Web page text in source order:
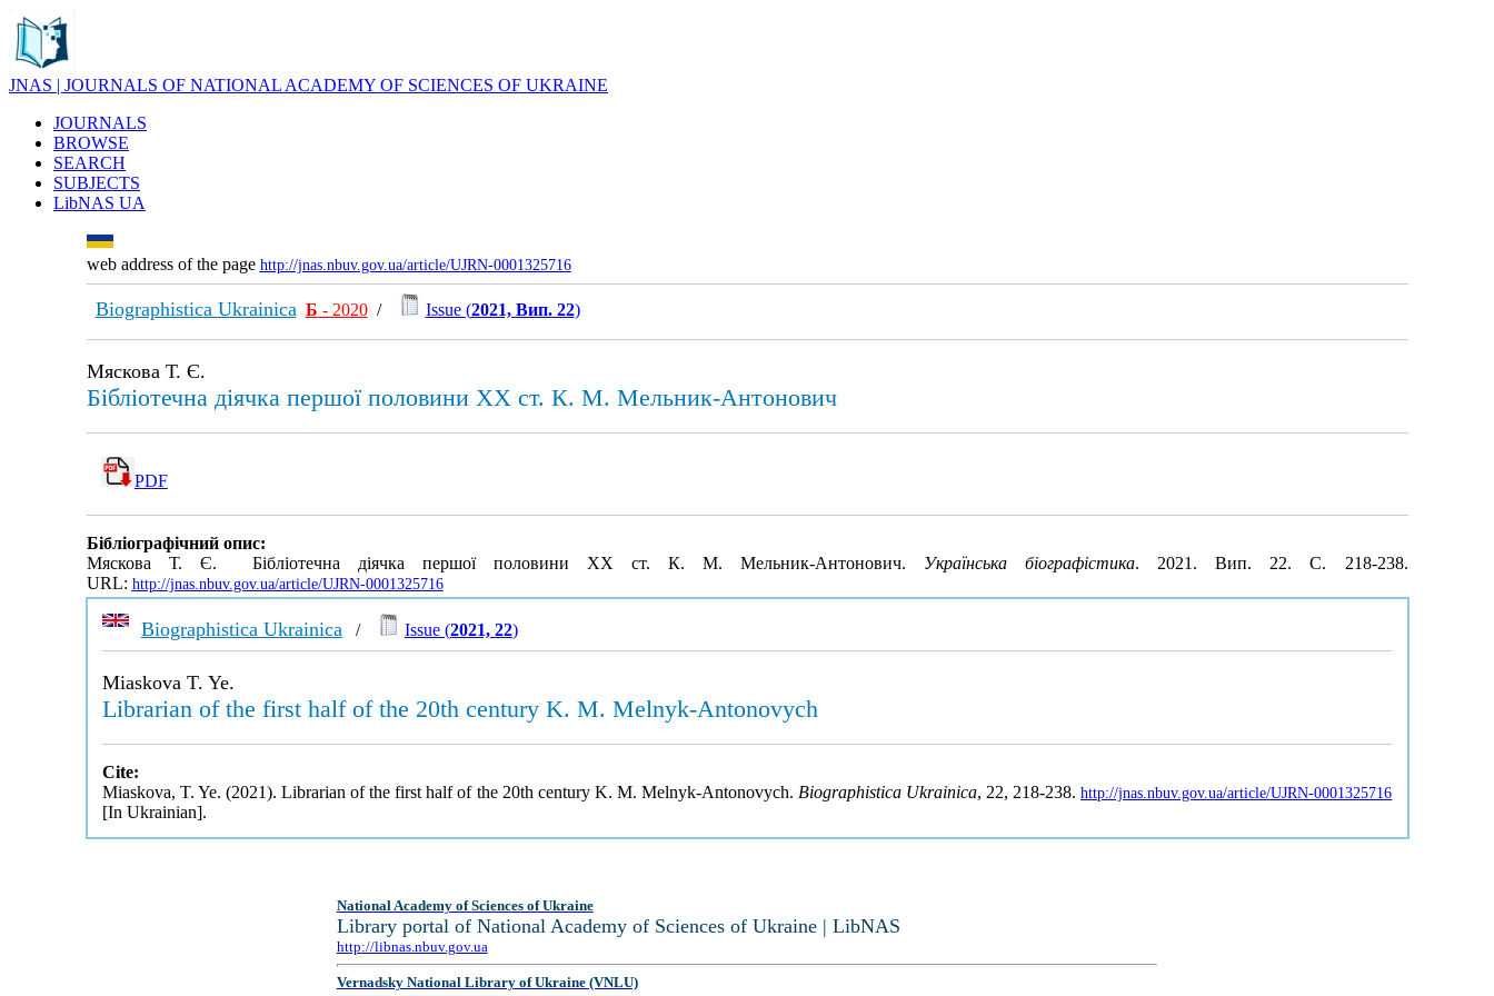
JNAS | JOURNALS OF NATIONAL ACADEMY OF SCIENCES OF UKRAINE
JOURNALS
BROWSE
SEARCH
SUBJECTS
LibNAS UA
web address of the page http://jnas.nbuv.gov.ua/article/UJRN-0001325716
Biographistica Ukrainica Б - 2020/ Issue (2021, Вип. 22)
Мяскова Т. Є.
Бібліотечна діячка першої половини XX ст. К. М. Мельник-Антонович
PDF
Бібліографічний опис:
Мяскова Т. Є. Бібліотечна діячка першої половини XX ст. К. М. Мельник-Антонович. Українська біографістика. 2021. Вип. 22. С. 218-238.
URL: http://jnas.nbuv.gov.ua/article/UJRN-0001325716
Biographistica Ukrainica / Issue (2021, 22)
Miaskova T. Ye.
Librarian of the first half of the 20th century K. M. Melnyk-Antonovych
Cite:
Miaskova, T. Ye. (2021). Librarian of the first half of the 20th century K. M. Melnyk-Antonovych. Biographistica Ukrainica, 22, 218-238.http://jnas.nbuv.gov.ua/article/UJRN-0001325716
[In Ukrainian].
National Academy of Sciences of Ukraine
Library portal of National Academy of Sciences of Ukraine | LibNAS
http://libnas.nbuv.gov.ua
Vernadsky National Library of Ukraine (VNLU)